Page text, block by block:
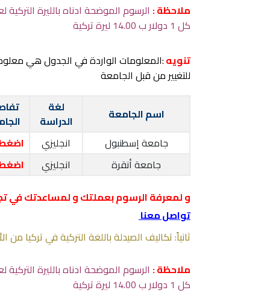
ملاحظة :
كل 1 دولار ب 14.00 ليرة تركية
تنويه:المعلومات الواردة في الجدول هي
للتغيير من قبل الجامعة
اسم الجامعة
لغة
الدراسة
جامعة إسطنبول
انجليزي
جامعة أنقرة
انجليزي
و لمعرفة الرسوم بعملتك و لمساعدتك في
تواصل معنا
ثانياً: تكاليف الصيدلة باللغة التركية في تركيا من
ملاحظة :
كل 1 دولار ب 14.00 ليرة تركية